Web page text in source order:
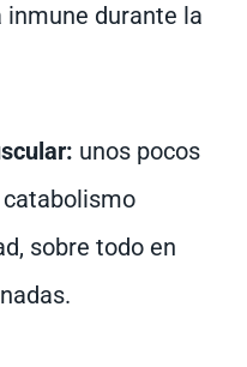
durante la
unos pocos
sobre todo en